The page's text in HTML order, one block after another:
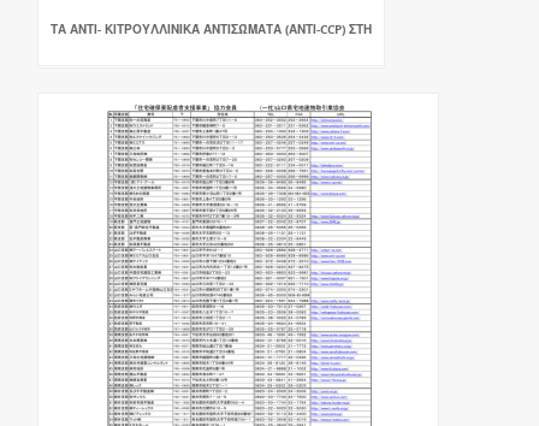
ΤΑ ΑΝΤΙ- ΚΙΤΡΟΥΛΛΙΝΙΚΆ ΑΝΤΙΣΏΜΑΤΑ (ΑΝΤΙ-CCP) ΣΤΗ